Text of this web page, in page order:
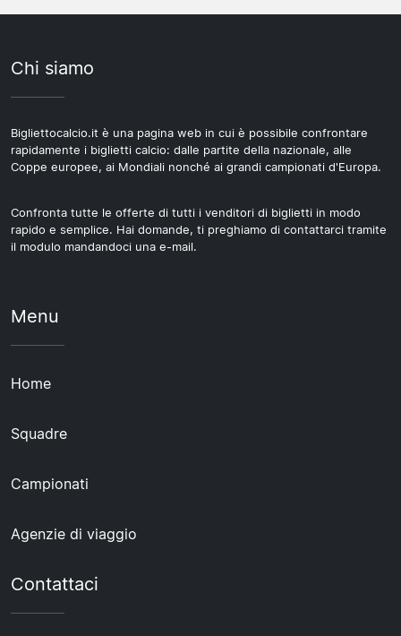
Chi siamo
Bigliettocalcio.it è una pagina web in cui è possibile confrontare
rapidamente i biglietti calcio: dalle partite della nazionale, alle
Coppe europee, ai Mondiali nonché ai grandi campionati d'Europa.
Confronta tutte le offerte di tutti i venditori di biglietti in modo
rapido e semplice. Hai domande, ti preghiamo di contattarci tramite
il modulo mandandoci una e-mail.
Menu
Home
Squadre
Campionati
Agenzie di viaggio
Contattaci